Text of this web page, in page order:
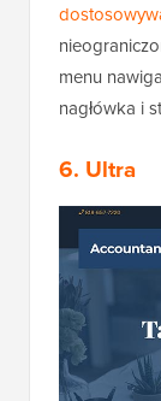
menu
nagłówka i
6. Ultra